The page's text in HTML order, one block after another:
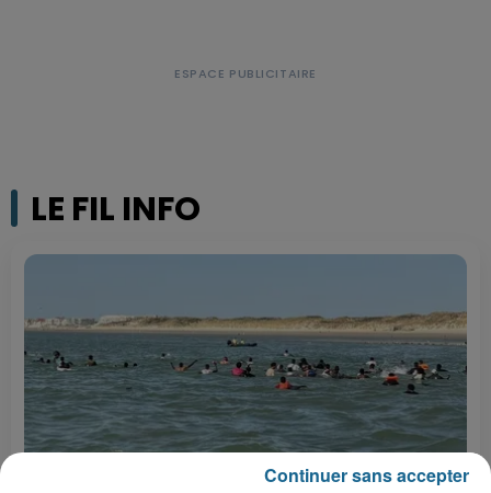
LE FIL INFO
Continuer sans accepter